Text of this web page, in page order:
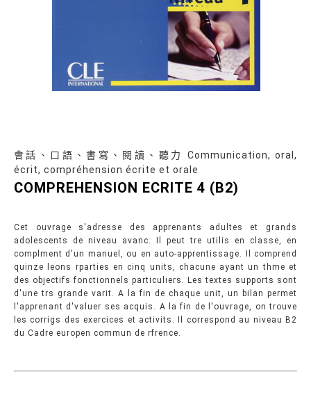
會話、口語、書寫、閱讀、聽力 Communication, oral,
écrit, compréhension écrite et orale
COMPREHENSION ECRITE 4 (B2)
Cet ouvrage s'adresse des apprenants adultes et grands
adolescents de niveau avanc. Il peut tre utilis en classe, en
complment d'un manuel, ou en auto-apprentissage. Il comprend
quinze leons rparties en cinq units, chacune ayant un thme et
des objectifs fonctionnels particuliers. Les textes supports sont
d'une trs grande varit. A la fin de chaque unit, un bilan permet
l'apprenant d'valuer ses acquis. A la fin de l'ouvrage, on trouve
les corrigs des exercices et activits. Il correspond au niveau B2
du Cadre europen commun de rfrence.